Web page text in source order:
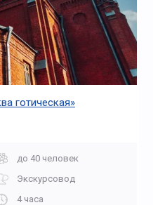
готическая»
до 40 человек
Экскурсовод
4 часа